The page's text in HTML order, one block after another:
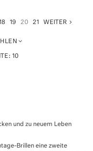
19 20 21 WEITER
10
und zu neuem Leben
Brillen eine zweite